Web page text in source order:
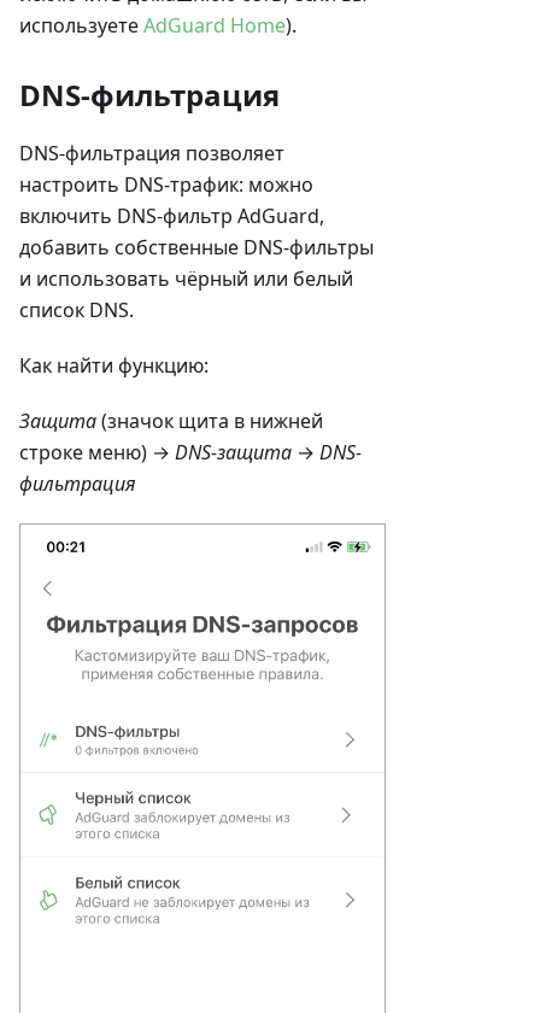
используетеAdGuard Home).
DNS-фильтрация
DNS-фильтрация позволяет
настроить DNS-трафик: можно
включить DNS-фильтр AdGuard,
добавить собственные DNS-фильтры
и использовать чёрный или белый
список DNS.
Как найти функцию:
Защита(значок щита в нижней
строке меню) → DNS-защита → DNS-
фильтрация